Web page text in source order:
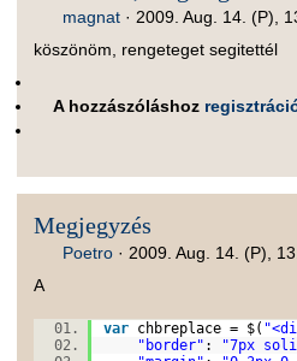
magnat · 2009. Aug. 14. (P),
köszönöm, rengeteget segitettél
A hozzászóláshoz
Megjegyzés
Poetro · 2009. Aug. 14. (P),
A
var chbreplace = $(
"border" : "7px